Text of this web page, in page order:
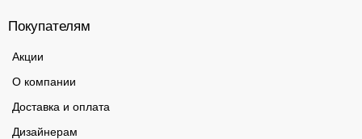
Покупателям
Акции
О компании
Доставка и оплата
Дизайнерам